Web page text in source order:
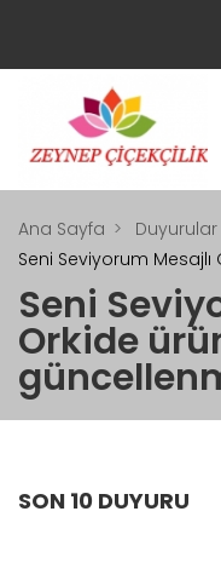
Ana Sayfa
Duyurular
Seni Seviyorum
Seni
Orkide
SON 10 DUYURU